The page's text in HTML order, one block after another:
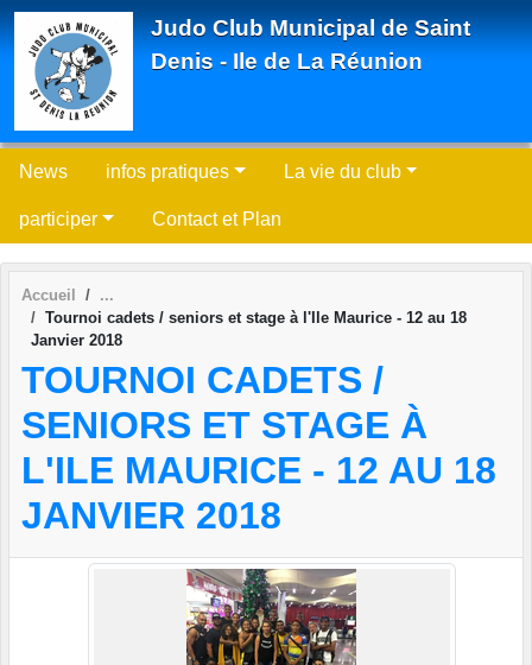
Judo Club Municipal de Saint
Denis - Ile de La Réunion
News infos pratiques La vie du club
participer Contact et Plan
Accueil
Tournoi cadets / seniors et stage à l'Ile Maurice - 12 au 18
Janvier 2018
TOURNOI CADETS /
SENIORS ET STAGE À
L'ILE MAURICE - 12 AU 18
JANVIER 2018
Panneau de gestion des cookies